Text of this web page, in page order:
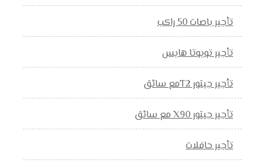
تأجير باصات 50 راكب
تأجير تويوتا هايس
تأجير جيتور T2مع سائق
تأجير جيتور X90 مع سائق
تأجير حافلات